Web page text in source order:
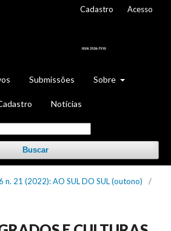
Submissões Sobre
Notícias
Buscar
Cadastro Acesso
n. 21 (2022): AO SUL DO SUL (outono)
/